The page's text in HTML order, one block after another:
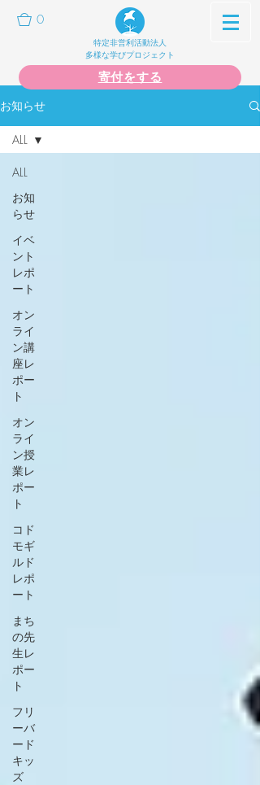
0
特定非営利活動法人
多様な学びプロジェクト
寄付をする
お知らせ
ALL
お知
らせ
イベ
ント
レポ
ート
オン
ライ
ン講
座レ
ポー
ト
オン
ライ
ン授
業レ
ポー
ト
コド
モギ
ルド
レポ
ート
まち
の先
生レ
ポー
ト
フリ
ーバ
ード
キッ
ズ
ALL